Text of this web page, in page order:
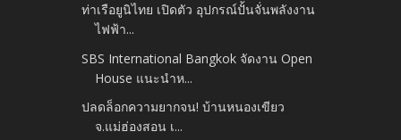
ท่าเรือยูนิไทย เปิดตัว อุปกรณ์ปั้นจั่นพลังงาน
ไฟฟ้า...
SBS International Bangkok จัดงาน Open
House แนะนำห...
ปลดล็อกความยากจน! บ้านหนองเขียว
จ.แม่ฮ่องสอน เ...